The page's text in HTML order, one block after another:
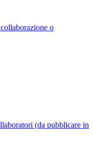
o
(da pubblicare in